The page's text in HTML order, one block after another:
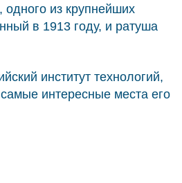
из крупнейших
в 1913 году, и ратуша
институт технологий,
интересные места его